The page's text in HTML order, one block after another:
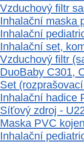
Vzduchový filtr
Inhalační maska
Inhalační
Inhalační set,
Vzduchový filtr
DuoBaby C301,
Set
Inhalační hadice
Síťový zdroj -
Maska PVC
Inhalační